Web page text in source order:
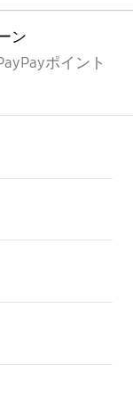
ン
ポイント